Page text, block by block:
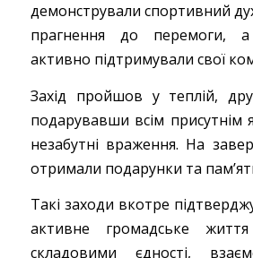
демонстрували спортивний
прагнення до перемоги, а
активно підтримували свої
Захід пройшов у теплій,
подарувавши всім присутнім
незабутні враження. На
отримали подарунки та
Такі заходи вкотре
активне громадське
складовими єдності,